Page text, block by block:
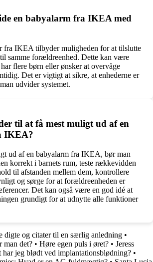
en babyalarm fra IKEA med
fra IKEA tilbyder muligheden for at tilslutte
samme forældreenhed. Dette kan være
flere børn eller ønsker at overvåge
Det er vigtigt at sikre, at enhederne er
udvider systemet.
til at få mest muligt ud af en
IKEA?
ud af en babyalarm fra IKEA, bør man
korrekt i barnets rum, teste rækkevidden
til afstanden mellem dem, kontrollere
og sørge for at forældreenheden er
Det kan også være en god idé at
grundigt for at udnytte alle funktioner
digte og citater til en særlig anledning •
man det? • Høre egen puls i øret? • Jeress
har jeg blødt ved implantationsblødning? •